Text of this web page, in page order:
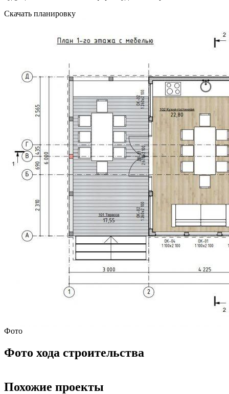
Скачать планировку
Фото
Фото хода строительства
Похожие проекты